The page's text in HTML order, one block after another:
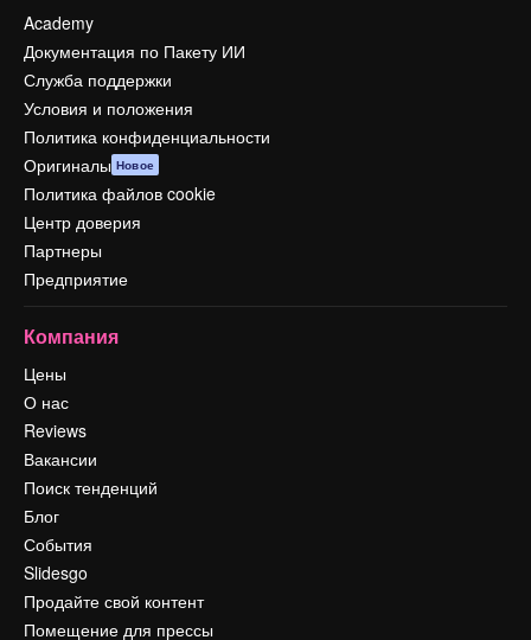
Academy
Документация по Пакету ИИ
Служба поддержки
Условия и положения
Политика конфиденциальности
Оригиналы Новое
Политика файлов cookie
Центр доверия
Партнеры
Предприятие
Компания
Цены
О нас
Reviews
Вакансии
Поиск тенденций
Блог
События
Slidesgo
Продайте свой контент
Помещение для прессы